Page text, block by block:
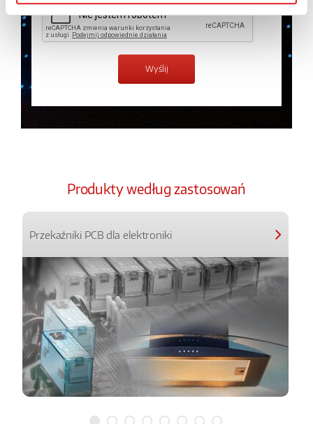
Produkty według zastosowań
Przekaźniki PCB dla elektroniki